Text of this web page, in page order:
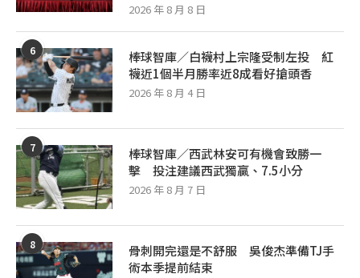
2026 年 8 月 8 日
6
棒球智庫／白襪村上宗隆受制左投 紅
襪近1個半月勝率近8成看好搶頭香
2026 年 8 月 4 日
7
棒球智庫／西武林安可有機會致勝一
擊 投注建議西武獨贏、7.5小分
2026 年 8 月 7 日
8
骨刺開完還是不舒服 吳俊杰準備TJ手
術本季提前結束